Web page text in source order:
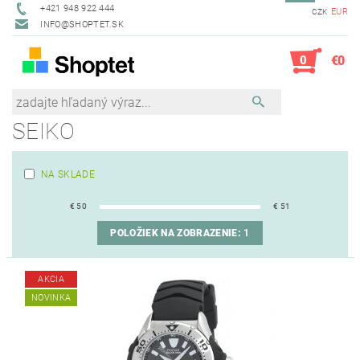
+421 948 922 444
INFO@SHOPTET.SK
CZK EUR
0 €0
SEIKO
NA SKLADE
€ 50 € 51
POLOŽIEK NA ZOBRAZENIE: 1
AKCIA
NOVINKA